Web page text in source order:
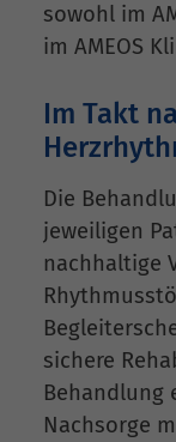
sowohl im
im AMEOS
Im Takt
Die
jeweiligen
nachhaltige
sichere
Behandlung
Nachsorge